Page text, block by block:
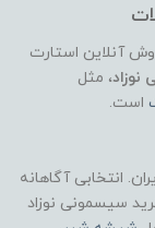
آنلاین استارت
، مثل
است.
انتخابی آگاهانه
سیسمونی نوزاد